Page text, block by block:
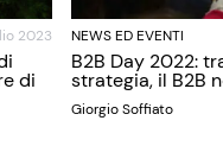
2023
di
NEWS ED EVENTI
B2B Day 2022:
strategia, il B2B
Giorgio Soffiato